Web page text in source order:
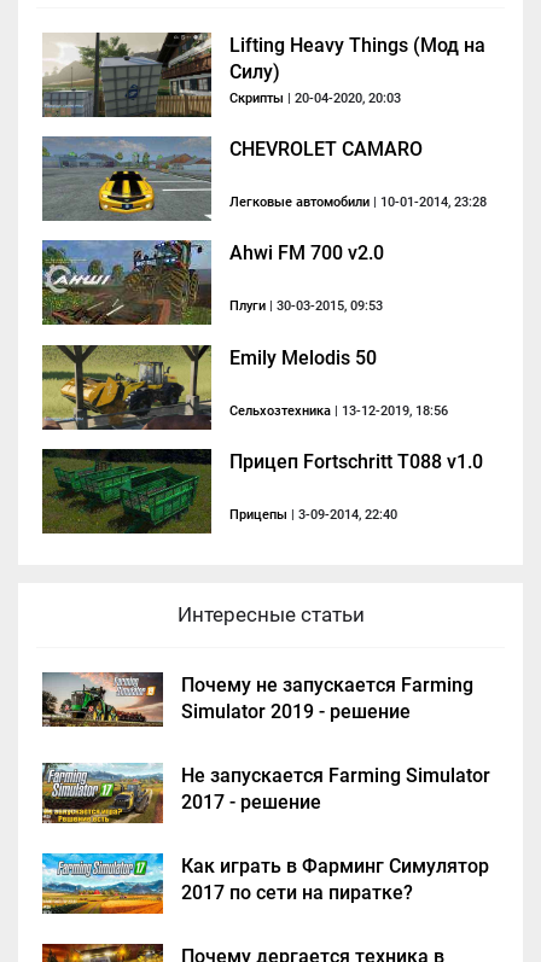
Lifting Heavy Things (Мод на
Силу)
Скрипты | 20-04-2020, 20:03
CHEVROLET CAMARO
Легковые автомобили | 10-01-2014, 23:28
Ahwi FM 700 v2.0
Плуги | 30-03-2015, 09:53
Emily Melodis 50
Сельхозтехника | 13-12-2019, 18:56
Прицеп Fortschritt T088 v1.0
Прицепы | 3-09-2014, 22:40
Интересные статьи
Почему не запускается Farming
Simulator 2019 - решение
Не запускается Farming Simulator
2017 - решение
Как играть в Фарминг Симулятор
2017 по сети на пиратке?
Почему дергается техника в